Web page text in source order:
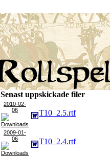
Senast uppskickade filer
2010-02-
06
T10_2.5.rtf
2009-01-
06
T10_2.4.rtf